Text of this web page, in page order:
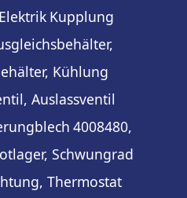
Kupplung
Kühlung
Auslassventil
4008480,
Schwungrad
Thermostat